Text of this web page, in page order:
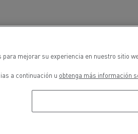
mejorar su experiencia en nuestro sitio
a continuación u obtenga más información